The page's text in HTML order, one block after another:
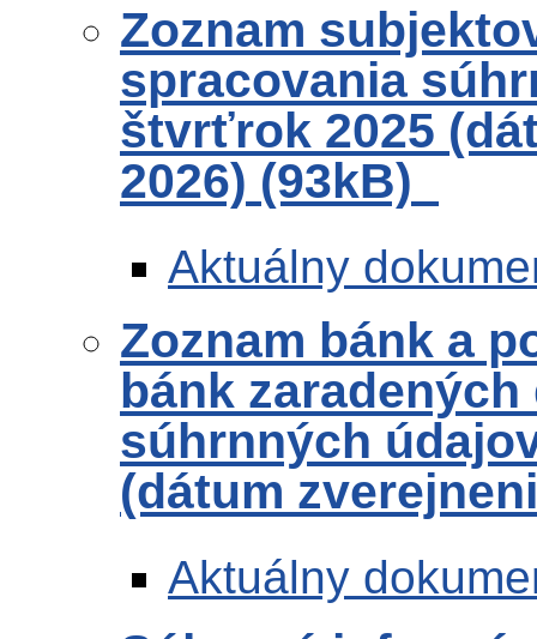
Zoznam
spracovania
štvrťrok 2025
2026) (93kB)
Aktuálny
Zoznam bánk a
bánk
súhrnných
(dátum
Aktuálny